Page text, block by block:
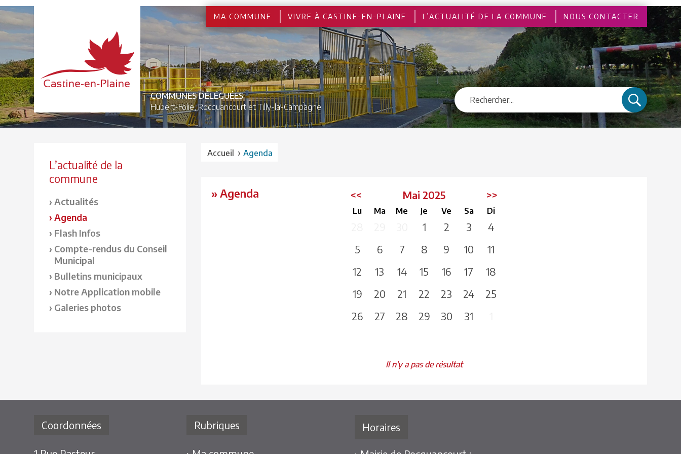
COMMUNES DÉLÉGUÉES
Hubert-Folie, Rocquancourt et Tilly-la-Campagne
MA COMMUNE VIVRE À CASTINE-EN-PLAINE L’ACTUALITÉ DE LA COMMUNE NOUS CONTACTER
L’actualité de la
commune
Actualités
Agenda
Flash Infos
Compte-rendus du Conseil
Municipal
Bulletins municipaux
Notre Application mobile
Galeries photos
Accueil ›Agenda
» Agenda << Mai 2025 >>
Lu Ma Me Je Ve Sa Di
1 2 3
4
5
6 7 8 9 10
11
12
13 14 15 16 17
18
19
20 21 22 23 24
25
26
27 28 29 30 31
Il n'y a pas de résultat
Coordonnées Rubriques Horaires